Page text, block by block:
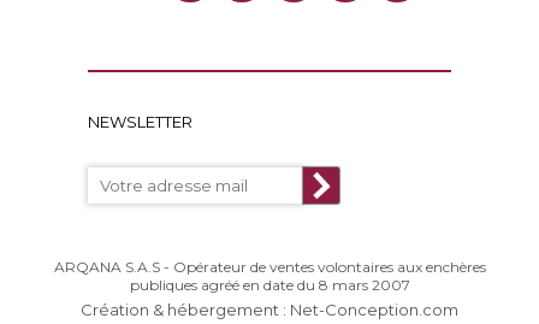
NEWSLETTER
ARQANA S.A.S - Opérateur de ventes volontaires aux enchères
publiques agréé en date du 8 mars 2007
Création & hébergement : Net-Conception.com